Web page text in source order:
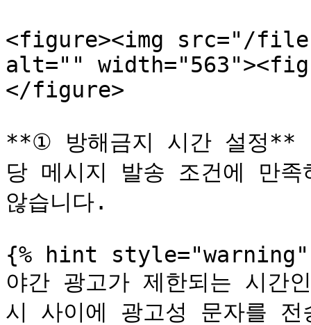
<figure><img src="/
alt=""
</figure>
**① 방해금지 시간 설정**
당 메시지 발송 조건에 만족
않습니다.
{% hint style="warning"
야간 광고가 제한되는 시간
시 사이에 광고성 문자를